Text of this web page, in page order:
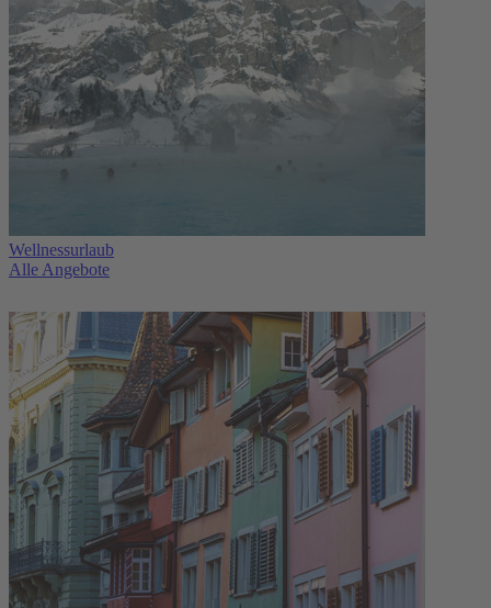
Wellnessurlaub
Alle Angebote